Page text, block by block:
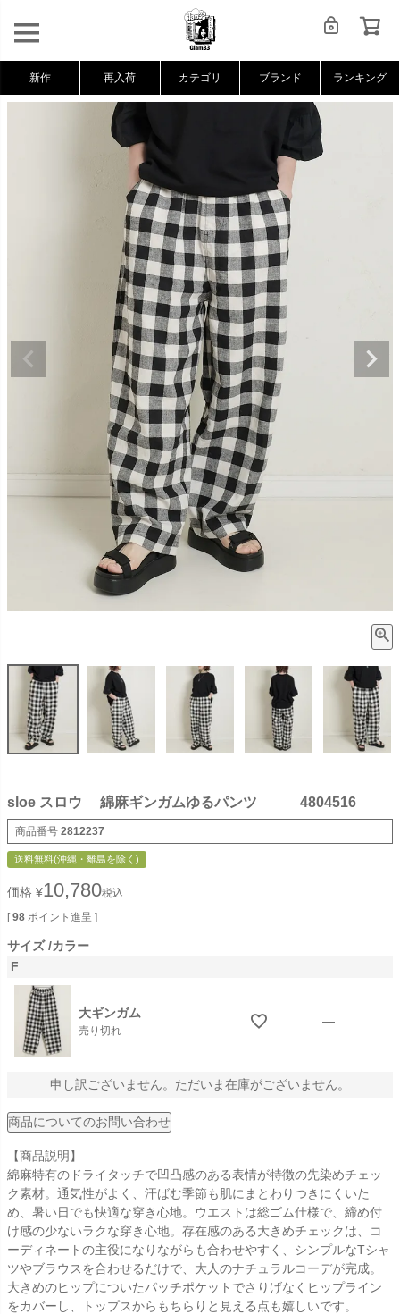
新作 再入荷 カテゴリ ブランド ランキング
sloe スロウ 綿麻ギンガムゆるパンツ 4804516
商品番号 2812237
送料無料(沖縄・離島を除く)
価格 ¥10,780税込
[ 98 ポイント進呈 ]
サイズ カラー
F
大ギンガム
売り切れ
—
申し訳ございません。ただいま在庫がございません。
商品についてのお問い合わせ
【商品説明】
綿麻特有のドライタッチで凹凸感のある表情が特徴の先染めチェッ
ク素材。通気性がよく、汗ばむ季節も肌にまとわりつきにくいた
め、暑い日でも快適な穿き心地。ウエストは総ゴム仕様で、締め付
け感の少ないラクな穿き心地。存在感のある大きめチェックは、コ
ーディネートの主役になりながらも合わせやすく、シンプルなTシャ
ツやブラウスを合わせるだけで、大人のナチュラルコーデが完成。
大きめのヒップについたパッチポケットでさりげなくヒップライン
をカバーし、トップスからもちらりと見える点も嬉しいです。